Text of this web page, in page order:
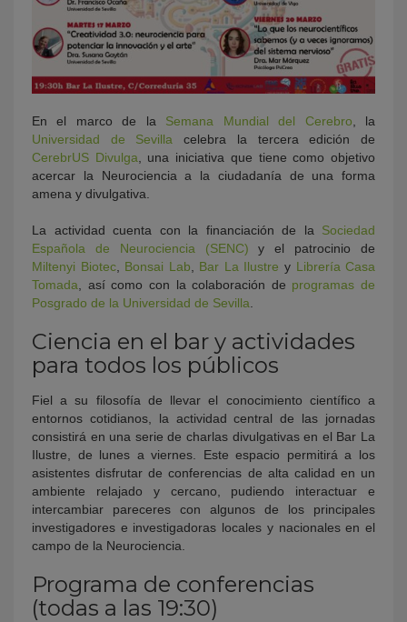
En el marco de la Semana Mundial del Cerebro , la
Universidad de Sevilla celebra la tercera edición de
CerebrUS Divulga , una iniciativa que tiene como objetivo
acercar la Neurociencia a la ciudadanía de una forma
amena y divulgativa.
La actividad cuenta con la financiación de la Sociedad
Española de Neurociencia (SENC) y el patrocinio de
Miltenyi Biotec, Bonsai Lab Bar La Ilustre y Librería Casa
Tomada , así como con la colaboración de programas de
Posgrado de la Universidad de Sevilla
Ciencia en el bar y actividades
para todos los públicos
Fiel a su filosofía de llevar el conocimiento científico a
entornos cotidianos, la actividad central de las jornadas
consistirá en una serie de charlas divulgativas en el Bar La
Ilustre, de lunes a viernes. Este espacio permitirá a los
asistentes disfrutar de conferencias de alta calidad en un
ambiente relajado y cercano, pudiendo interactuar e
intercambiar pareceres con algunos de los principales
investigadores e investigadoras locales y nacionales en el
campo de la Neurociencia.
Programa de conferencias
(todas a las 19:30)